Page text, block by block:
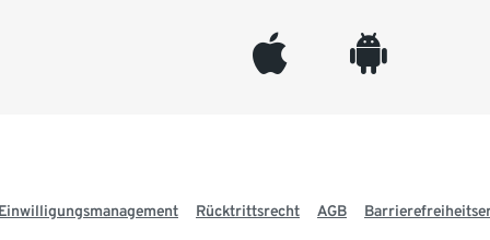
appleinc android
Rücktrittsrecht AGB